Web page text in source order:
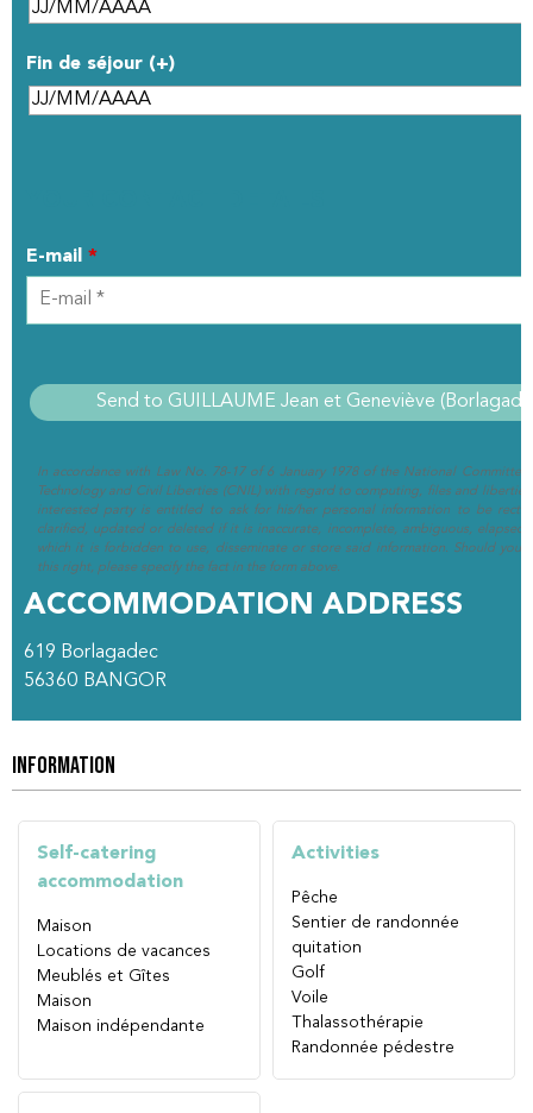
Fin de séjour (+)
E-mail *
In accordance with Law No. 78-17 of 6 January 1978 of the National
Technology and Civil Liberties (CNIL) with regard to computing, files and liberties
interested party is entitled to ask for his/her personal information to be
clarified, updated or deleted if it is inaccurate, incomplete, ambiguous, elapsed
which it is forbidden to use, disseminate or store said information. Should you
this right, please specify the fact in the form above.
ACCOMMODATION ADDRESS
619 Borlagadec
56360 BANGOR
INFORMATION
Self-catering
accommodation
Maison
Locations de vacances
Meublés et Gîtes
Maison
Maison indépendante
Activities
Pêche
Sentier de randonnée
quitation
Golf
Voile
Thalassothérapie
Randonnée pédestre